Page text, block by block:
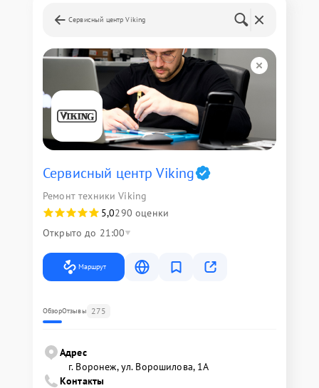
Сервисный центр Viking
Сервисный центр Viking
Ремонт техники Viking
5,0290 оценки
Открыто до 21:00
Маршрут
ОбзорОтзывы 275
Адрес
г. Воронеж, ул. Ворошилова, 1А
Контакты